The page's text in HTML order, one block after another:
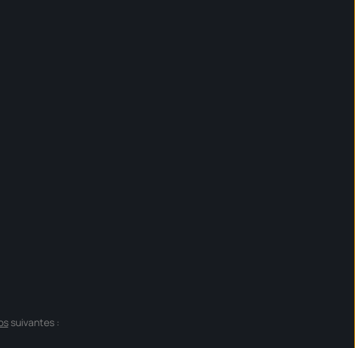
suivantes :